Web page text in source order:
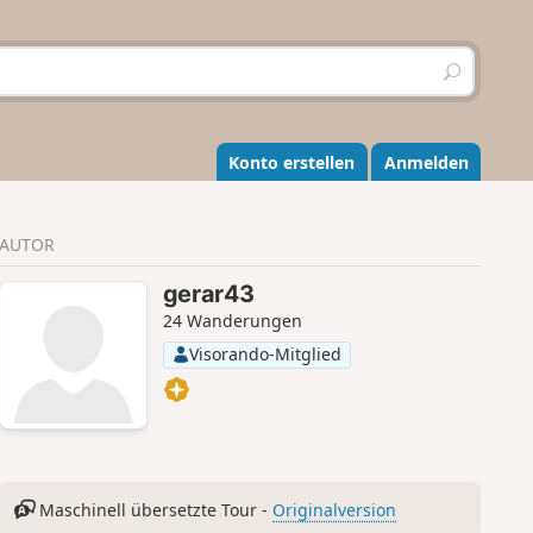
S
u
h
e
n
Konto erstellen Anmelden
AUTOR
gerar43
24 Wanderungen
Visorando-Mitglied
Maschinell übersetzte Tour - Originalversion